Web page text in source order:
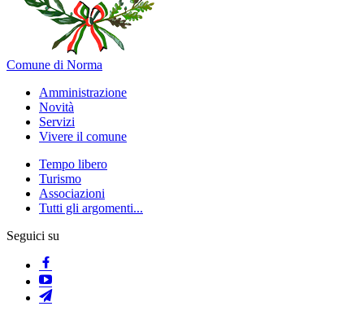
Comune di Norma
Amministrazione
Novità
Servizi
Vivere il comune
Tempo libero
Turismo
Associazioni
Tutti gli argomenti...
Seguici su